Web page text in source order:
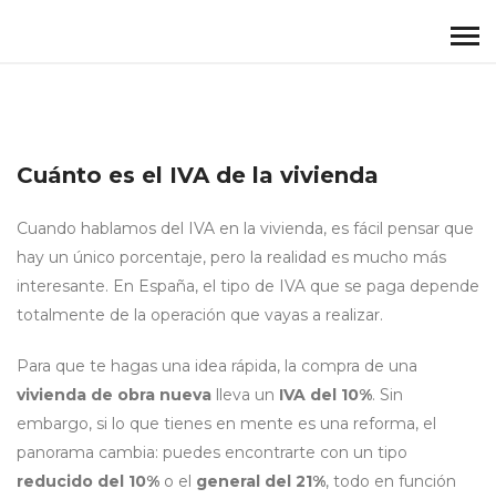
Cuánto es el IVA de la vivienda
Cuando hablamos del IVA en la vivienda, es fácil pensar que
hay un único porcentaje, pero la realidad es mucho más
interesante. En España, el tipo de IVA que se paga depende
totalmente de la operación que vayas a realizar.
Para que te hagas una idea rápida, la compra de una
vivienda de obra nueva lleva un IVA del 10%. Sin
embargo, si lo que tienes en mente es una reforma, el
panorama cambia: puedes encontrarte con un tipo
reducido del 10% o el general del 21%, todo en función